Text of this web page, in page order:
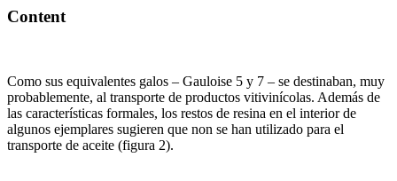
Content
Como sus equivalentes galos – Gauloise 5 y 7 – se destinaban, muy
probablemente, al transporte de productos vitivinícolas. Además de
las características formales, los restos de resina en el interior de
algunos ejemplares sugieren que non se han utilizado para el
transporte de aceite (figura 2).